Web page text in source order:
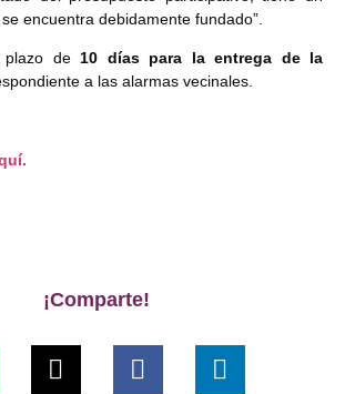
encuentra debidamente fundado”.
plazo de10 días para la entrega de la
a las alarmas vecinales.
¡Comparte!